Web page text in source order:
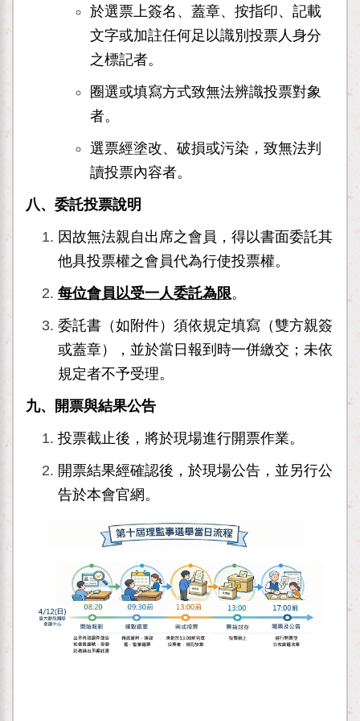
於選票上簽名、蓋章、按指印、記載
文字或加註任何足以識別投票人身分
之標記者。
圈選或填寫方式致無法辨識投票對象
者。
選票經塗改、破損或污染，致無法判
讀投票內容者。
八、 委託投票說明
因故無法親自出席之會員，得以書面委託其
他具投票權之會員代為行使投票權。
每位會員以受一人委託為限。
委託書（如附件）須依規定填寫（雙方親簽
或蓋章），並於當日報到時一併繳交；未依
規定者不予受理。
九、開票與結果公告
投票截止後，將於現場進行開票作業。
開票結果經確認後，於現場公告，並另行公
告於本會官網。